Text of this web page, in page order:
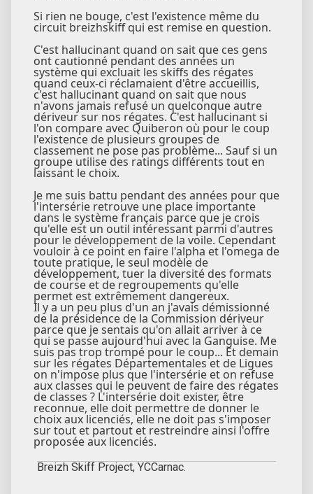
Si rien ne bouge, c'est l'existence même du
circuit breizhskiff qui est remise en question.
C'est hallucinant quand on sait que ces gens
ont cautionné pendant des années un
système qui excluait les skiffs des régates
quand ceux-ci réclamaient d'être accueillis,
c'est hallucinant quand on sait que nous
n'avons jamais refusé un quelconque autre
dériveur sur nos régates. C'est hallucinant si
l'on compare avec Quiberon où pour le coup
l'existence de plusieurs groupes de
classement ne pose pas problème... Sauf si un
groupe utilise des ratings différents tout en
laissant le choix.
Je me suis battu pendant des années pour que
l'intersérie retrouve une place importante
dans le système français parce que je crois
qu'elle est un outil intéressant parmi d'autres
pour le développement de la voile. Cependant
vouloir à ce point en faire l'alpha et l'omega de
toute pratique, le seul modèle de
développement, tuer la diversité des formats
de course et de regroupements qu'elle
permet est extrêmement dangereux.
Il y a un peu plus d'un an j'avais démissionné
de la présidence de la Commission dériveur
parce que je sentais qu'on allait arriver à ce
qui se passe aujourd'hui avec la Ganguise. Me
suis pas trop trompé pour le coup... Et demain
sur les régates Départementales et de Ligues
on n'impose plus que l'intersérie et on refuse
aux classes qui le peuvent de faire des régates
de classes ? L'intersérie doit exister, être
reconnue, elle doit permettre de donner le
choix aux licenciés, elle ne doit pas s'imposer
sur tout et partout et restreindre ainsi l'offre
proposée aux licenciés.
Breizh Skiff Project, YCCarnac.